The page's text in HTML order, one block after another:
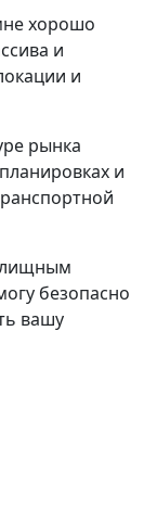
хорошо
и
и
рынка
и
безопасно
вашу